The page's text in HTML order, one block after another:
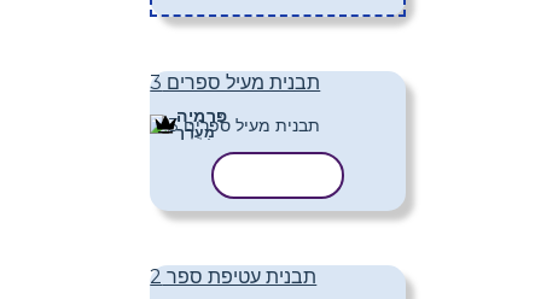
תבנית מעיל ספרים 3
פּרֶמיָה
מַעֲרָך
תבנית עטיפת ספר 2